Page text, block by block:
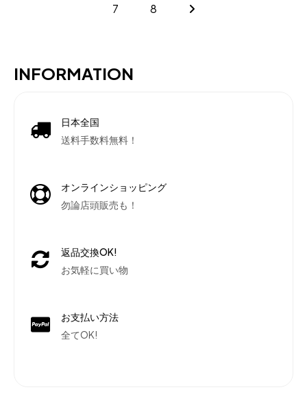
7 8
INFORMATION
日本全国
送料手数料無料！
オンラインショッピング
勿論店頭販売も！
返品交換OK!
お気軽に買い物
お支払い方法
全てOK!